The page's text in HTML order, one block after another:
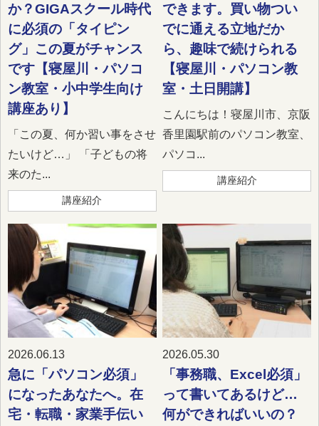
か？GIGAスクール時代
に必須の「タイピン
グ」この夏がチャンス
です【寝屋川・パソコ
ン教室・小中学生向け
講座あり】
「この夏、何か習い事をさせ
たいけど…」 「子どもの将
来のた...
講座紹介
できます。買い物つい
でに通える立地だか
ら、趣味で続けられる
【寝屋川・パソコン教
室・土日開講】
こんにちは！寝屋川市、京阪
香里園駅前のパソコン教室、
パソコ...
講座紹介
2026.06.13
急に「パソコン必須」
になったあなたへ。在
宅・転職・家業手伝い
2026.05.30
「事務職、Excel必須」
って書いてあるけど…
何ができればいいの？